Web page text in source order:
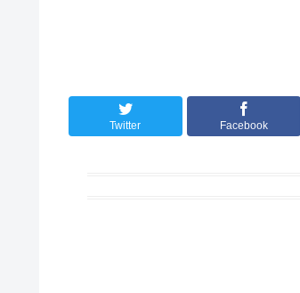
Twitter Facebook